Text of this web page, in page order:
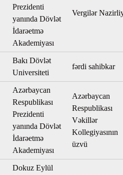
Prezidenti
yanında Dövlət
İdarəetmə
Akademiyası
Vergilər
Bakı Dövlət
Universiteti
fərdi sahibkar
Azərbaycan
Respublikası
Prezidenti
yanında Dövlət
İdarəetmə
Akademiyası
Azərbaycan
Respublikası
Vəkillər
Kollegiyasının
üzvü
Dokuz Eylül